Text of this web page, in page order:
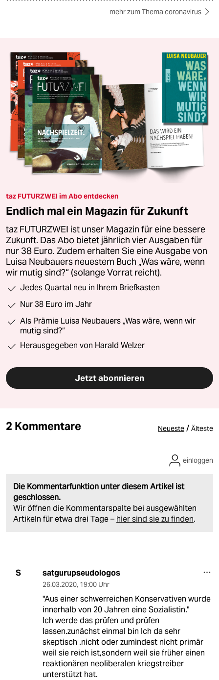
mehr zum Thema coronavirus
taz FUTURZWEI im Abo entdecken
Endlich mal ein Magazin für Zukunft
taz FUTURZWEI ist unser Magazin für eine bessere
Zukunft. Das Abo bietet jährlich vier Ausgaben für
nur 38 Euro. Zudem erhalten Sie eine Ausgabe von
Luisa Neubauers neuestem Buch „Was wäre, wenn
wir mutig sind?“ (solange Vorrat reicht).
Jedes Quartal neu in Ihrem Briefkasten
Nur 38 Euro im Jahr
Als Prämie Luisa Neubauers „Was wäre, wenn wir
mutig sind?“
Herausgegeben von Harald Welzer
Jetzt abonnieren
2 Kommentare Neueste / Älteste
Die Kommentarfunktion unter diesem Artikel ist
geschlossen.
Wir öffnen die Kommentarspalte bei ausgewählten
Artikeln für etwa drei Tage – hier sind sie zu finden.
einloggen
S satgurupseudologos
26.03.2020, 19:00 Uhr
"Aus einer schwerreichen Konservativen wurde
innerhalb von 20 Jahren eine Sozialistin."
Ich werde das prüfen und prüfen
lassen.zunächst einmal bin Ich da sehr
skeptisch .nicht oder zumindest nicht primär
weil sie reich ist,sondern weil sie früher einen
reaktionären neoliberalen kriegstreiber
unterstützt hat.